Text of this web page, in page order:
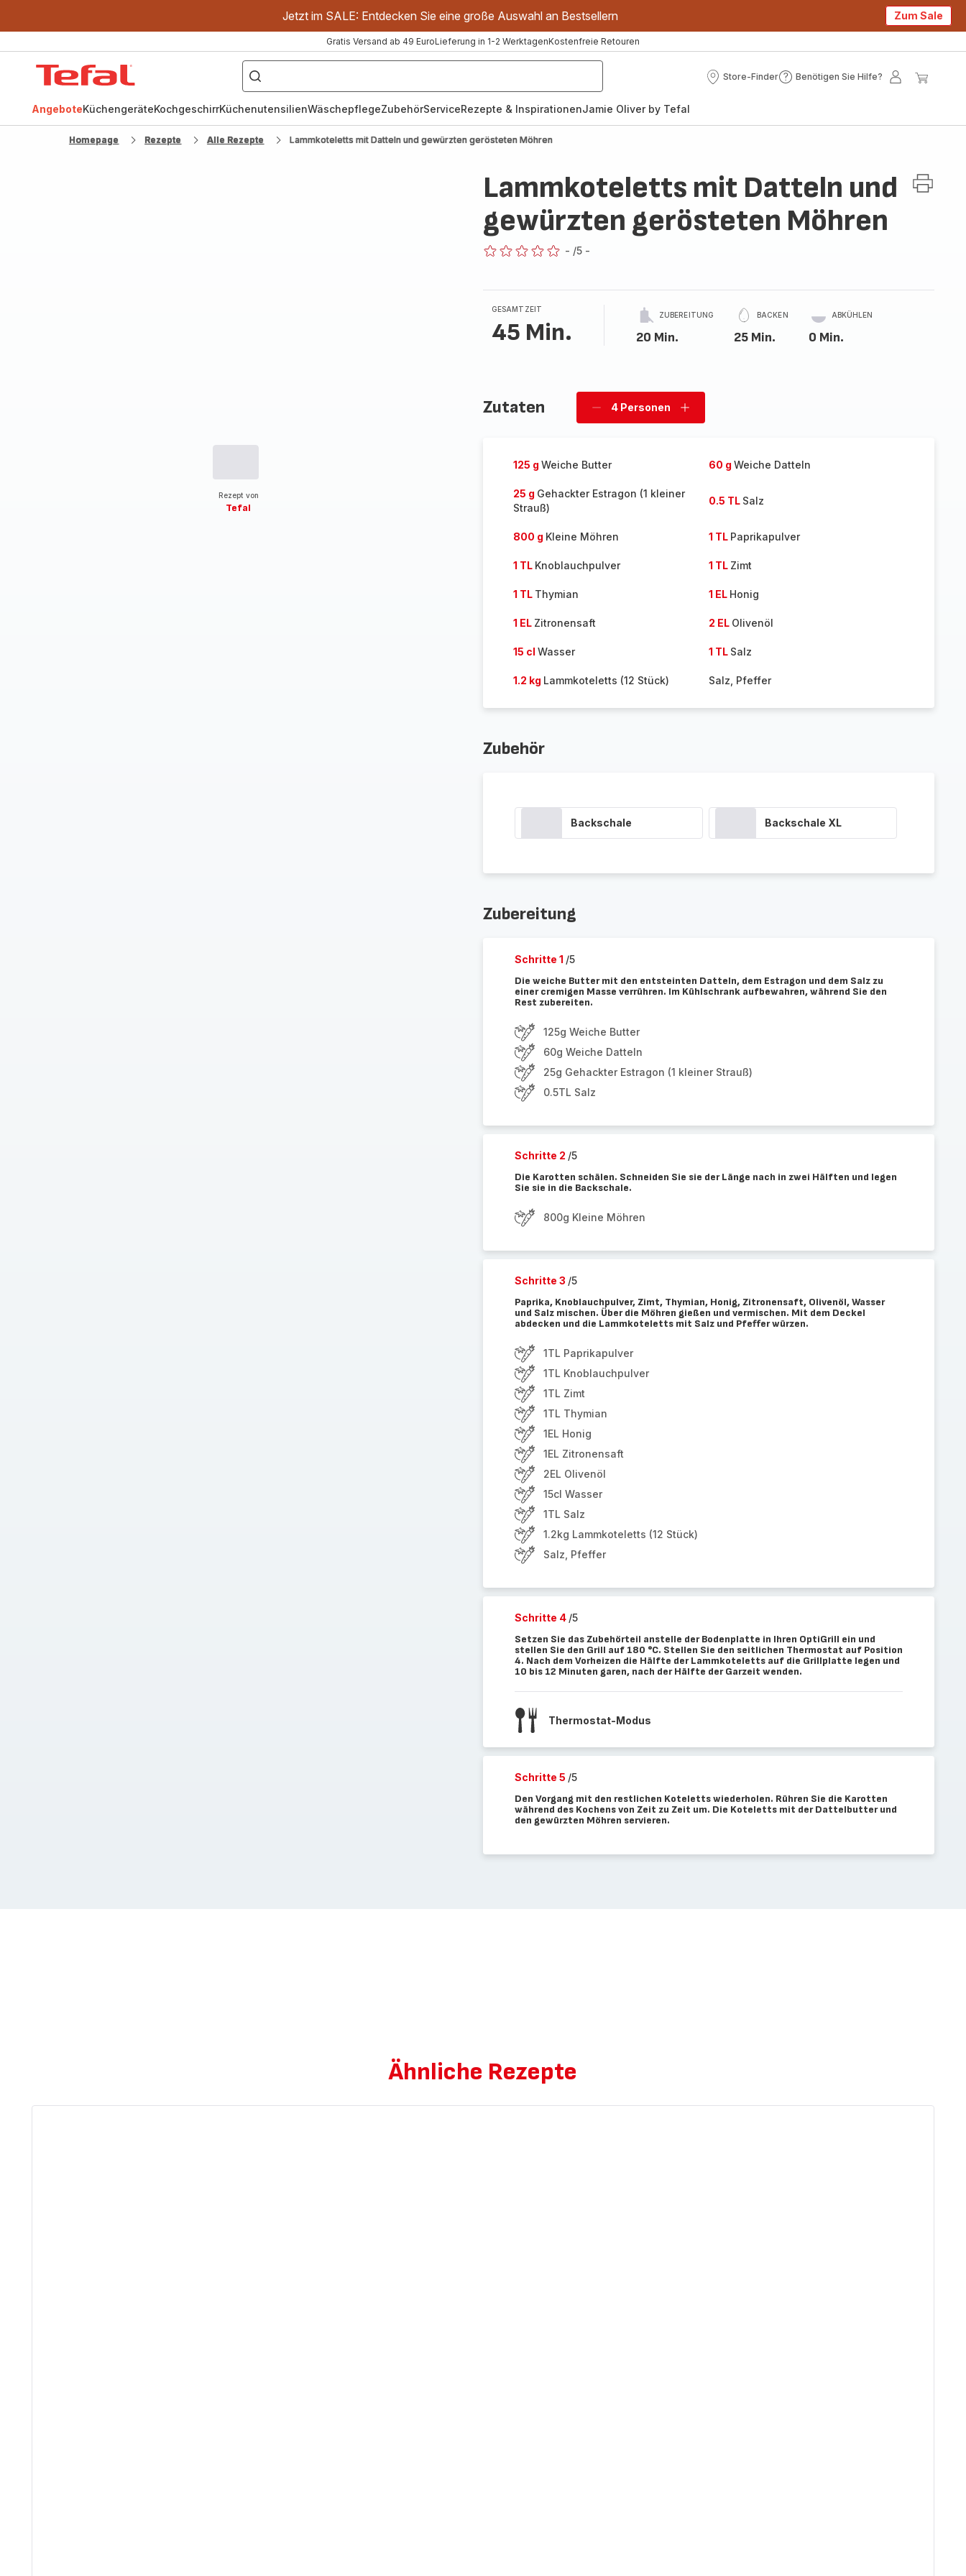
Jetzt im SALE: Entdecken Sie eine große Auswahl an Bestsellern Zum Sale
Gratis Versand ab 49 EuroLieferung in 1-2 WerktagenKostenfreie Retouren
["OptiGrill","Easy
Fry","Pfanne"]
Store-Finder
Store-
Benötigen Sie Hilfe?
Benötigen
Mein
AngeboteKüchengeräteKochgeschirrKüchenutensilienWäschepflegeZubehörServiceRezepte & InspirationenJamie Oliver by Tefal
Homepage Rezepte Alle Rezepte Lammkoteletts mit Datteln und gewürzten gerösteten Möhren
Rezept von
Tefal
Lammkoteletts mit Datteln und
gewürzten gerösteten Möhren
- /5 -
GESAMTZEIT
45 Min.
ZUBEREITUNG
20 Min.
BACKEN
25 Min.
ABKÜHLEN
0 Min.
Zutaten
Personen
4 Personen
Personen
125 g Weiche Butter 60 g Weiche Datteln
25 g Gehackter Estragon (1 kleiner
Strauß)
0.5 TL Salz
800 g Kleine Möhren 1 TL Paprikapulver
1 TL Knoblauchpulver 1 TL Zimt
1 TL Thymian 1 EL Honig
1 EL Zitronensaft 2 EL Olivenöl
15 cl Wasser 1 TL Salz
1.2 kg Lammkoteletts (12 Stück) Salz, Pfeffer
Zubehör
Backschale Backschale XL
Zubereitung
Schritte 1 /5
Die weiche Butter mit den entsteinten Datteln, dem Estragon und dem Salz zu
einer cremigen Masse verrühren. Im Kühlschrank aufbewahren, während Sie den
Rest zubereiten.
125g Weiche Butter
60g Weiche Datteln
25g Gehackter Estragon (1 kleiner Strauß)
0.5TL Salz
Schritte 2 /5
Die Karotten schälen. Schneiden Sie sie der Länge nach in zwei Hälften und legen
Sie sie in die Backschale.
800g Kleine Möhren
Schritte 3 /5
Paprika, Knoblauchpulver, Zimt, Thymian, Honig, Zitronensaft, Olivenöl, Wasser
und Salz mischen. Über die Möhren gießen und vermischen. Mit dem Deckel
abdecken und die Lammkoteletts mit Salz und Pfeffer würzen.
1TL Paprikapulver
1TL Knoblauchpulver
1TL Zimt
1TL Thymian
1EL Honig
1EL Zitronensaft
2EL Olivenöl
15cl Wasser
1TL Salz
1.2kg Lammkoteletts (12 Stück)
Salz, Pfeffer
Schritte 4 /5
Setzen Sie das Zubehörteil anstelle der Bodenplatte in Ihren OptiGrill ein und
stellen Sie den Grill auf 180 °C. Stellen Sie den seitlichen Thermostat auf Position
4. Nach dem Vorheizen die Hälfte der Lammkoteletts auf die Grillplatte legen und
10 bis 12 Minuten garen, nach der Hälfte der Garzeit wenden.
Thermostat-Modus
Schritte 5 /5
Den Vorgang mit den restlichen Koteletts wiederholen. Rühren Sie die Karotten
während des Kochens von Zeit zu Zeit um. Die Koteletts mit der Dattelbutter und
den gewürzten Möhren servieren.
Ähnliche Rezepte